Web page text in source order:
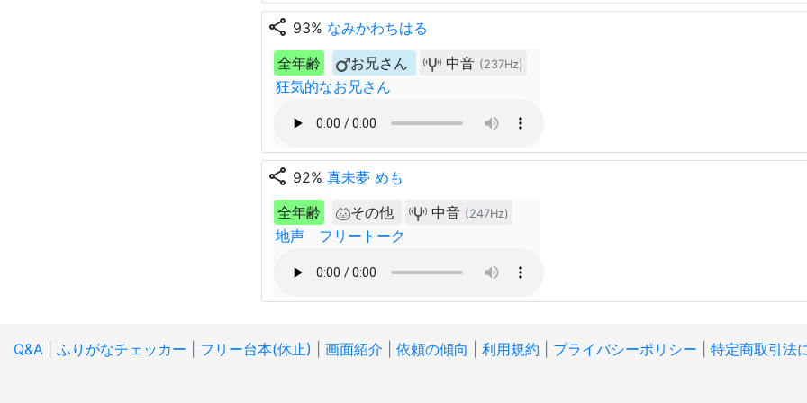
share 93% なみかわちはる
全年齢
お兄さん 中音 (237Hz)
狂気的なお兄さん
share 92% 真未夢 めも
全年齢
その他 中音 (247Hz)
地声 フリートーク
Q&A ふりがなチェッカー フリー台本(休止) 画面紹介 依頼の傾向 利用規約 プライバシーポリシー 特定商取引法